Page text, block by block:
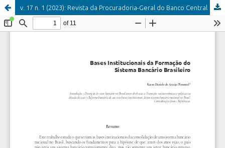
v. 17 n. 1 (2023): Revista da Procuradoria-Geral do Banco Central